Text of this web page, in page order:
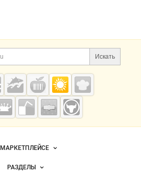
информация
Поиск по сайту и
Искать
полезные проекты
Grainboard.ru
— зерно и
мука
и контакты
Grainboard.ru
РАЗДЕЛЫ